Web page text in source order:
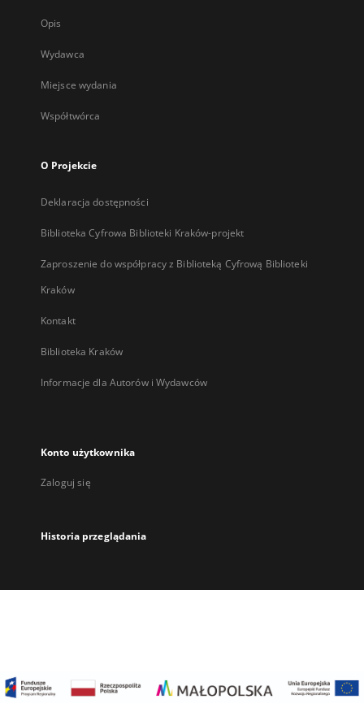
Opis
Wydawca
Miejsce wydania
Współtwórca
O Projekcie
Deklaracja dostępności
Biblioteka Cyfrowa Biblioteki Kraków-projekt
Zaproszenie do współpracy z Biblioteką Cyfrową Biblioteki
Kraków
Kontakt
Biblioteka Kraków
Informacje dla Autorów i Wydawców
Konto użytkownika
Zaloguj się
Historia przeglądania